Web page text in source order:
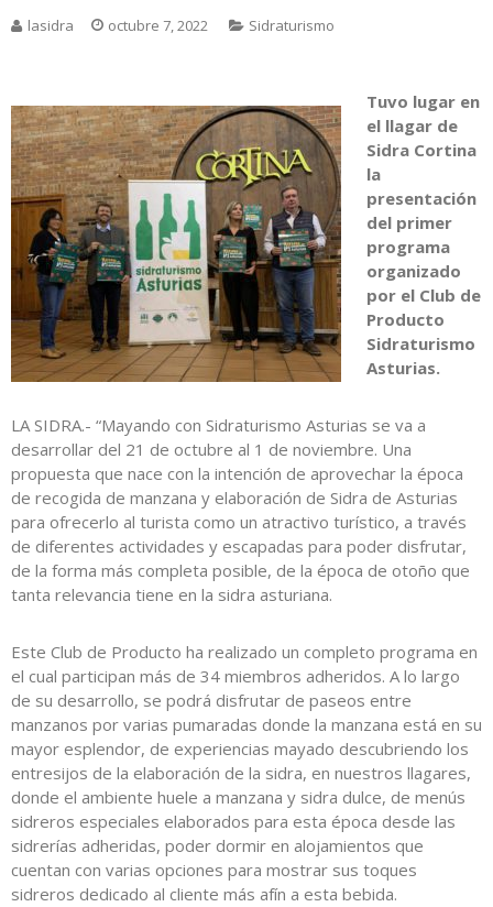
lasidra octubre 7, 2022 Sidraturismo
Tuvo lugar en
el llagar de
Sidra Cortina
la
presentación
del primer
programa
organizado
por el Club de
Producto
Sidraturismo
Asturias.
LA SIDRA.- “Mayando con Sidraturismo Asturias se va a
desarrollar del 21 de octubre al 1 de noviembre. Una
propuesta que nace con la intención de aprovechar la época
de recogida de manzana y elaboración de Sidra de Asturias
para ofrecerlo al turista como un atractivo turístico, a través
de diferentes actividades y escapadas para poder disfrutar,
de la forma más completa posible, de la época de otoño que
tanta relevancia tiene en la sidra asturiana.
Este Club de Producto ha realizado un completo programa en
el cual participan más de 34 miembros adheridos. A lo largo
de su desarrollo, se podrá disfrutar de paseos entre
manzanos por varias pumaradas donde la manzana está en su
mayor esplendor, de experiencias mayado descubriendo los
entresijos de la elaboración de la sidra, en nuestros llagares,
donde el ambiente huele a manzana y sidra dulce, de menús
sidreros especiales elaborados para esta época desde las
sidrerías adheridas, poder dormir en alojamientos que
cuentan con varias opciones para mostrar sus toques
sidreros dedicado al cliente más afín a esta bebida.